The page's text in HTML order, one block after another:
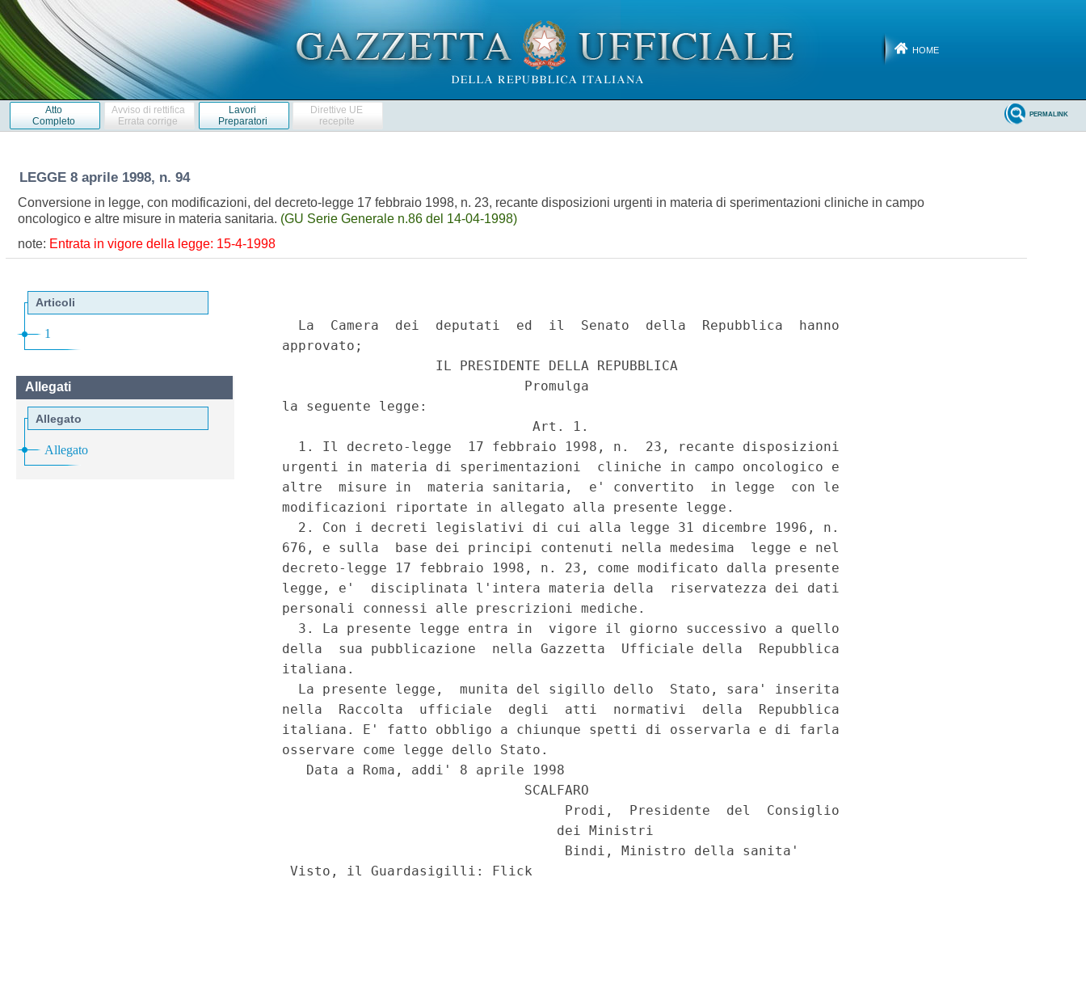
HOME
Atto
Completo
Avviso di rettifica
Errata corrige
Lavori
Preparatori
Direttive UE
recepite
PERMALINK
LEGGE 8 aprile 1998, n. 94
Conversione in legge, con modificazioni, del decreto-legge 17 febbraio 1998, n. 23, recante disposizioni urgenti in materia di sperimentazioni cliniche in campo
oncologico e altre misure in materia sanitaria. (GU Serie Generale n.86 del 14-04-1998)
note: Entrata in vigore della legge: 15-4-1998